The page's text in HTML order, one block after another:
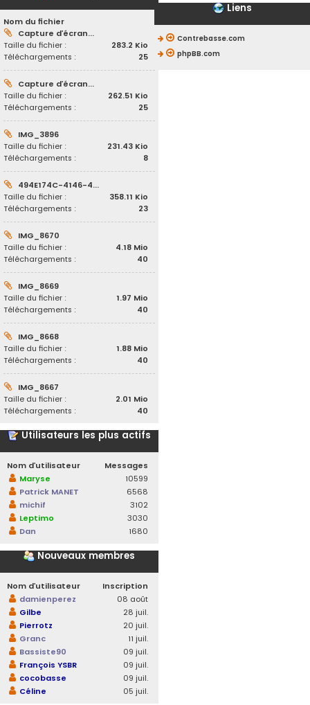
Nom du fichier
Capture d’écran...
Taille du fichier :
283.2 Kio
Téléchargements :
25
Capture d’écran...
Taille du fichier :
262.51 Kio
Téléchargements :
25
IMG_3896
Taille du fichier :
231.43 Kio
Téléchargements :
8
494E174C-4146-4...
Taille du fichier :
358.11 Kio
Téléchargements :
23
IMG_8670
Taille du fichier :
4.18 Mio
Téléchargements :
40
IMG_8669
Taille du fichier :
1.97 Mio
Téléchargements :
40
IMG_8668
Taille du fichier :
1.88 Mio
Téléchargements :
40
IMG_8667
Taille du fichier :
2.01 Mio
Téléchargements :
40
Utilisateurs les plus actifs
Nom d’utilisateur
Messages
Maryse
10599
Patrick MANET
6568
michif
3102
Leptimo
3030
Dan
1680
Nouveaux membres
Nom d’utilisateur
Inscription
damienperez
08 août
Gilbe
28 juil.
Pierrotz
20 juil.
Granc
11 juil.
Bassiste90
09 juil.
François YSBR
09 juil.
cocobasse
09 juil.
Céline
05 juil.
Liens
Contrebasse.com
phpBB.com